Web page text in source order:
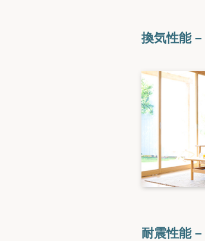
換気性能 –
耐震性能 –